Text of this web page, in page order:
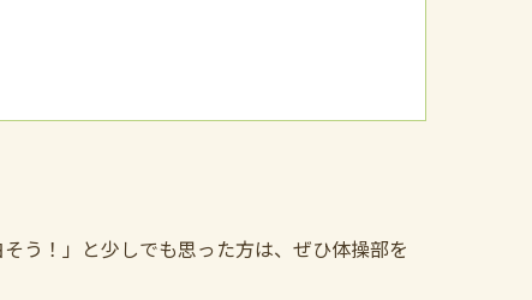
う！」と少しでも思った方は、ぜひ体操部を